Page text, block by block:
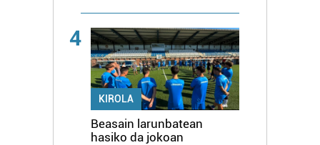
4
KIROLA
Beasain larunbatean
hasiko da jokoan